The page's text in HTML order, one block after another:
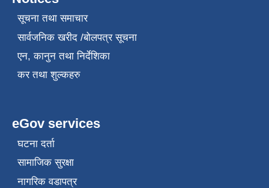
सूचना तथा समाचार
सार्वजनिक खरीद /बोलपत्र सूचना
एन, कानुन तथा निर्देशिका
कर तथा शुल्कहरु
eGov services
घटना दर्ता
सामाजिक सुरक्षा
नागरिक वडापत्र